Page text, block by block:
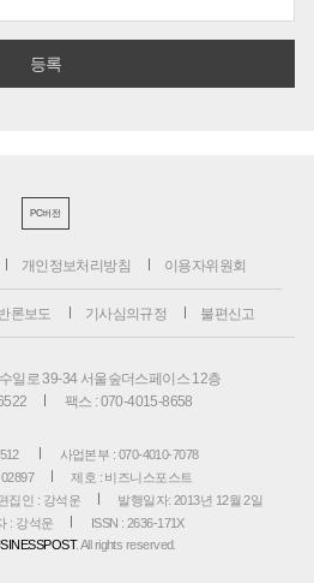
PC버전
개인정보처리방침 이용자위원회
론보도 기사심의규정 불편신고
일로 39-34 서울숲더스페이스 12층
팩스 : 070-4015-8658
사업본부 : 070-4010-7078
제호 : 비즈니스포스트
집인 : 강석운
발행일자: 2013년 12월 2일
: 강석운
ISSN : 2636-171X
. All rights reserved.